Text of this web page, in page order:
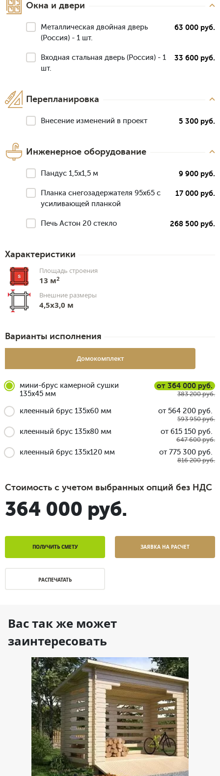
Окна и двери
Металлическая двойная дверь
(Россия) - 1 шт.
63 000 руб.
Входная стальная дверь (Россия) - 1
шт.
33 600 руб.
Перепланировка
Внесение изменений в проект 5 300 руб.
Инженерное оборудование
Пандус 1,5х1,5 м 9 900 руб.
Планка снегозадержателя 95х65 с
усиливающей планкой
17 000 руб.
Печь Астон 20 стекло 268 500 руб.
Характеристики
Площадь строения
13 м2
Внешние размеры
4,5х3,0 м
Варианты исполнения
Домокомплект
мини-брус камерной сушки
135x45 мм
от 364 000 руб.
383 200 руб.
клеенный брус 135x60 мм от 564 200 руб.
593 950 руб.
клеенный брус 135x80 мм от 615 150 руб.
647 600 руб.
клеенный брус 135x120 мм от 775 300 руб.
816 200 руб.
Стоимость с учетом выбранных опций без НДС
364 000 руб.
ПОЛУЧИТЬ СМЕТУ ЗАЯВКА НА РАСЧЕТ
РАСПЕЧАТАТЬ
Вас так же может
заинтересовать